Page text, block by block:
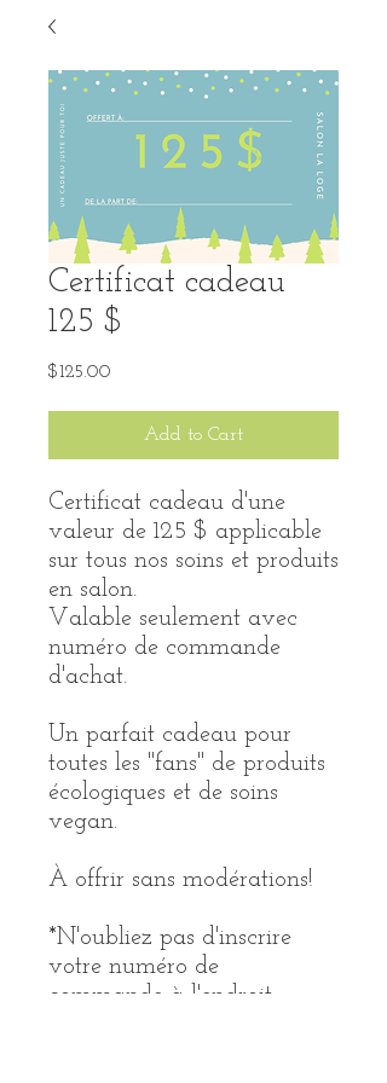
Certificat cadeau
125 $
$125.00
Add to Cart
Certificat cadeau d'une
valeur de 125 $ applicable
sur tous nos soins et produits
en salon.
Valable seulement avec
numéro de commande
d'achat.
Un parfait cadeau pour
toutes les "fans" de produits
écologiques et de soins
vegan.
À offrir sans modérations!
*N'oubliez pas d'inscrire
votre numéro de
commande à l'endroit